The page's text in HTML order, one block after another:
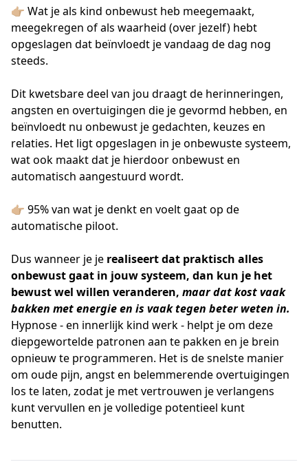
👉🏼 Wat je als kind onbewust heb meegemaakt,
meegekregen of als waarheid (over jezelf) hebt
opgeslagen dat beïnvloedt je vandaag de dag nog
steeds.
Dit kwetsbare deel van jou draagt de herinneringen,
angsten en overtuigingen die je gevormd hebben, en
beïnvloedt nu onbewust je gedachten, keuzes en
relaties. Het ligt opgeslagen in je onbewuste systeem,
wat ook maakt dat je hierdoor onbewust en
automatisch aangestuurd wordt.
👉🏼 95% van wat je denkt en voelt gaat op de
automatische piloot.
Dus wanneer je je realiseert dat praktisch alles
onbewustgaat in jouw systeem, dan kun je het
bewustwel willen veranderen, maar dat kost vaak
bakken met energie en is vaak tegen beter weten in.
Hypnose - en innerlijk kind werk - helpt je om deze
diepgewortelde patronen aan te pakken en je brein
opnieuw te programmeren. Het is de snelste manier
om oude pijn, angst en belemmerende overtuigingen
los te laten, zodat je met vertrouwen je verlangens
kunt vervullen en je volledige potentieel kunt
benutten.